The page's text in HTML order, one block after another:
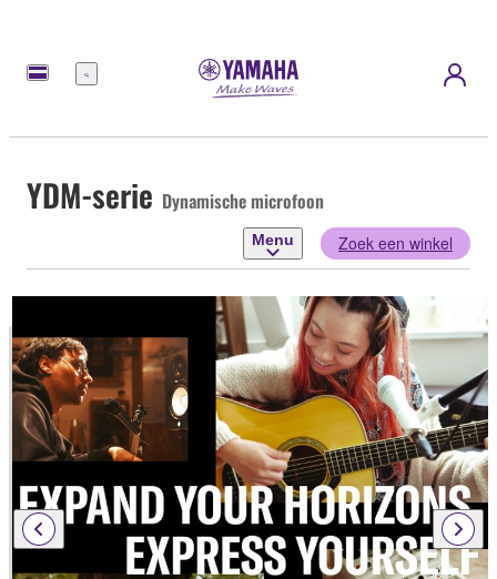
Menu
YDM-serie Dynamische microfoon
Menu Zoek een winkel